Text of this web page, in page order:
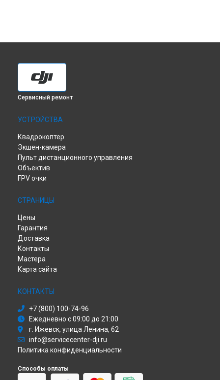
Сервисный ремонт
УСТРОЙСТВА
Квадрокоптер
Экшен-камера
Пульт дистанционного управления
Объектив
FPV очки
СТРАНИЦЫ
Цены
Гарантия
Доставка
Контакты
Мастера
Карта сайта
КОНТАКТЫ
+7 (800) 100-74-96
Ежедневно с 09:00 до 21:00
г. Ижевск, улица Ленина, 62
info@servicecenter-dji.ru
Политика конфиденциальности
Способы оплаты